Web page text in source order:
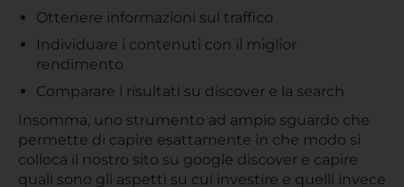
Ottenere informazioni sul traffico
Individuare i contenuti con il miglior
rendimento
Comparare i risultati su discover e la search
Insomma, uno strumento ad ampio sguardo che
permette di capire esattamente in che modo si
colloca il nostro sito su google discover e capire
quali sono gli aspetti su cui investire e quelli invece